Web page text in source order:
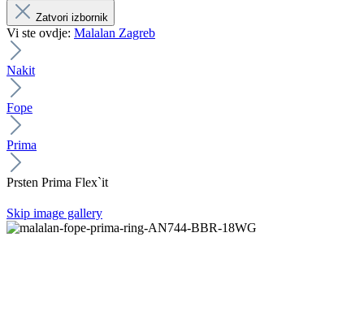
Zatvori izbornik
Vi ste ovdje: Malalan Zagreb
Nakit
Fope
Prima
Prsten Prima Flex`it
Skip image gallery